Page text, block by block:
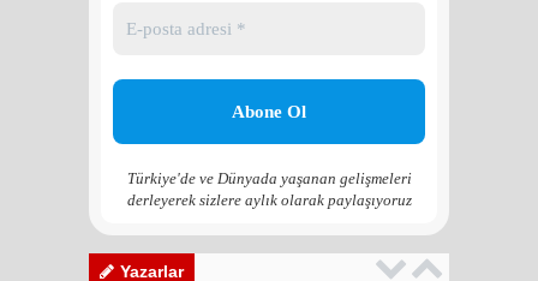
Türkiye'de ve Dünyada yaşanan gelişmeleri
derleyerek sizlere aylık olarak paylaşıyoruz
Yazarlar
Hark Denklemi
Çözüm Süreci’nin yeniden
Kadına şiddet “Devlet” eliyle
meşrulaştırılıyor
Atilla Yüceak